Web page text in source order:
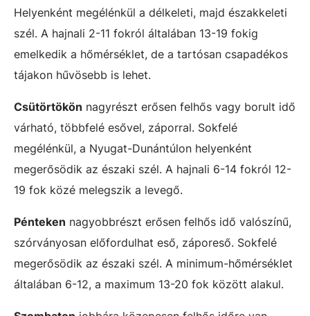
Helyenként megélénkül a délkeleti, majd északkeleti
szél. A hajnali 2-11 fokról általában 13-19 fokig
emelkedik a hőmérséklet, de a tartósan csapadékos
tájakon hűvösebb is lehet.
Csütörtökön nagyrészt erősen felhős vagy borult idő
várható, többfelé esővel, záporral. Sokfelé
megélénkül, a Nyugat-Dunántúlon helyenként
megerősödik az északi szél. A hajnali 6-14 fokról 12-
19 fok közé melegszik a levegő.
Pénteken nagyobbrészt erősen felhős idő valószínű,
szórványosan előfordulhat eső, záporeső. Sokfelé
megerősödik az északi szél. A minimum-hőmérséklet
általában 6-12, a maximum 13-20 fok között alakul.